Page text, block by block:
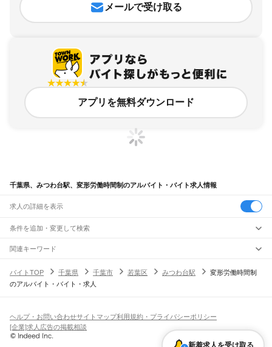
メールで受け取る
アプリを無料ダウンロード
千葉県、みつわ台駅、変形労働時間制のアルバイト・バイト求人情報
求人の詳細を表示
条件を追加・変更して検索
市区町村を追加・変更
千葉県すべて
千葉市 すべて
旭市習志野市柏市勝浦市市原市流山市八千代市我孫子市鴨川市鎌ケ谷市
君津市富津市浦安市 印西市白井市富里市南房総市
匝瑳市香取市 印旛郡 香取郡山武郡 長生郡夷隅郡
駅を追加・変更
JR中央・総武線
市川駅本八幡駅下総中山駅 津田沼駅
幕張駅
新検見川駅
職種を追加・変更
飲食・フードサービスすべて
ホールスタッフキッチンスタッフ
パン屋（ベーカリー）
バー（BAR）・バーテンダー
飲食店（店長・マネージャー）
人気
日払いOK高校生歓迎 髪型・髪色自由
雇用形態を追加・変更
関連キーワード
バイトTOP
千葉県 千葉市 若葉区 みつわ台駅
変形労働時間制
のアルバイト・バイト・求人
新着求人を受け取る
ヘルプ・お問い合わせサイトマップ利用規約・プライバシーポリシー
[企業]求人広告の掲載相談